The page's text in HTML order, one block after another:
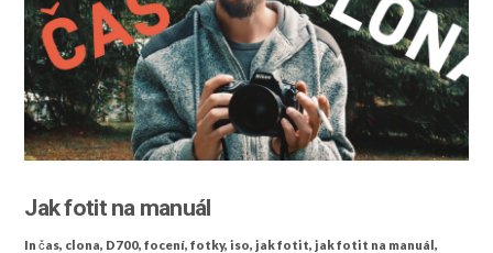
Jak fotit na manuál
Inčas clona D700 ,focení ,fotky,iso ,jak fotit ,jak fotit na manuál